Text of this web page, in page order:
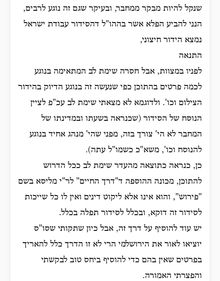
שנקל להיות מבקר ממחבר, ובעיקר שגם זה נוגע לרבים,
הנני להביע הפלא אשר בההו"ל דהסידור עבודת ישראל
נמצא הידור חיצוני,
התנאה
לפניו במצוות, אבל חסרה שימת לב המתאימה בנוגע
לכמה פרטים בהתוכן כפי שנעשה זה בנוגע הדיוק בהידור
הצילום וכו'. ולדוגמא לא מצאתי שימת לב עכ"פ לציין
הנוסח של הסידור (שכנראה בשעתו ובמדינתו של
המחבר לא הי' צורך בזה, מפני שהי' מנהג אחיד בנוגע
להנוסח וכו', משא"כ כשמו"ל עתה).
כן, כנראה כתוצאה מהעדר שימת לב ככל הדרוש
להתוכן, מכונה ההוספה ד"דרך החיים" לר"י מליסא בשם
"פירוש", והוא אינו אלא ליקוט דינים ואין לו כל שייכות
לסידור זה דוקא, ובכלל לסידור תפלה בכלל.
יש עוד להוסיף על דרך זה, אבל כיון שתקותי שסו"ס
יוציאו לאור את הירושלמי הרי לא זו הדרך כלל להאריך
בפרטים שאין בהם כדי להוסיף ביחס טוב לבקשתי
והפצרתי האמורה.